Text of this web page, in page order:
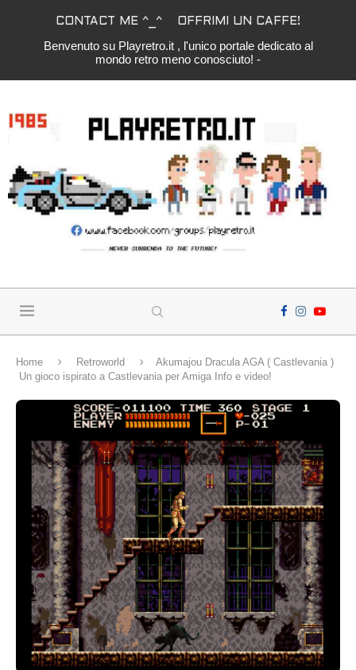
CONTACT ME ^_^ OFFRIMI UN CAFFE!
Benvenuto su Playretro.it , l'unico portale dedicato al
mondo retro meno conosciuto! -
Home Retroworld
Akumajou Dracula AGA ( Castlevania )
Un gioco ispirato a Castlevania per Amiga Info e video!